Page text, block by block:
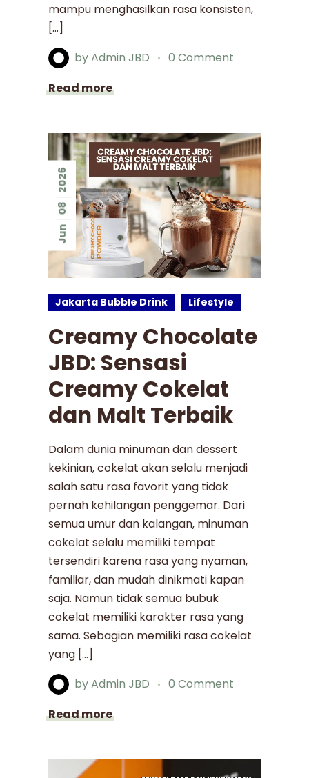
mampu menghasilkan rasa konsisten,
[…]
byAdmin JBD
0 Comment
Read more
Jun
08
2026
Jakarta Bubble Drink Lifestyle
Creamy Chocolate
JBD: Sensasi
Creamy Cokelat
dan Malt Terbaik
Dalam dunia minuman dan dessert
kekinian, cokelat akan selalu menjadi
salah satu rasa favorit yang tidak
pernah kehilangan penggemar. Dari
semua umur dan kalangan, minuman
cokelat selalu memiliki tempat
tersendiri karena rasa yang nyaman,
familiar, dan mudah dinikmati kapan
saja. Namun tidak semua bubuk
cokelat memiliki karakter rasa yang
sama. Sebagian memiliki rasa cokelat
yang […]
byAdmin JBD
0 Comment
Read more